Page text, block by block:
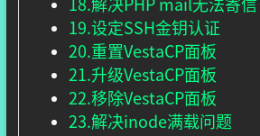
19.设定SSH金钥认证
20.重置VestaCP面板
21.升级VestaCP面板
22.移除VestaCP面板
23.解决inode满载问题